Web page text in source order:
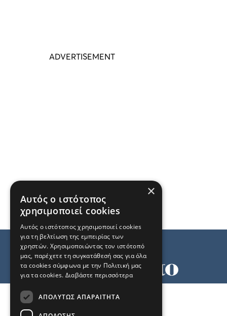
×
Αυτός ο ιστότοπος
χρησιμοποιεί cookies
Αυτός ο ιστότοπος χρησιμοποιεί cookies
για τη βελτίωση της εμπειρίας των
χρηστών. Χρησιμοποιώντας τον ιστότοπό
μας, παρέχετε τη συγκατάθεσή σας για όλα
τα cookies σύμφωνα με την Πολιτική μας
για τα cookies. Διαβάστε περισσότερα
ΑΠΟΛΎΤΩΣ ΑΠΑΡΑΊΤΗΤΑ